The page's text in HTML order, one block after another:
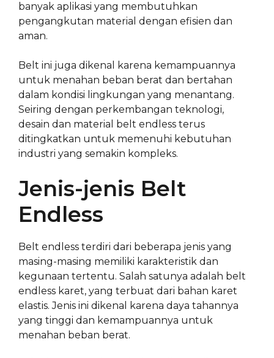
banyak aplikasi yang membutuhkan
pengangkutan material dengan efisien dan
aman.
Belt ini juga dikenal karena kemampuannya
untuk menahan beban berat dan bertahan
dalam kondisi lingkungan yang menantang.
Seiring dengan perkembangan teknologi,
desain dan material belt endless terus
ditingkatkan untuk memenuhi kebutuhan
industri yang semakin kompleks.
Jenis-jenis Belt
Endless
Belt endless terdiri dari beberapa jenis yang
masing-masing memiliki karakteristik dan
kegunaan tertentu. Salah satunya adalah belt
endless karet, yang terbuat dari bahan karet
elastis. Jenis ini dikenal karena daya tahannya
yang tinggi dan kemampuannya untuk
menahan beban berat.